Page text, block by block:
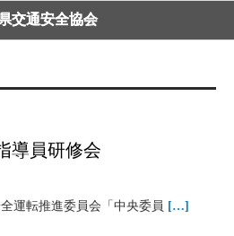
交通安全協会
導員研修会
運転推進委員会「中央委員 […]